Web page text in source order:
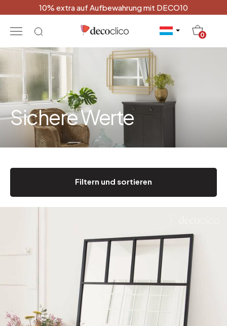
10% extra auf Aufbewahrung mit DECO10
0
Sichere Werte
Filtern und sortieren